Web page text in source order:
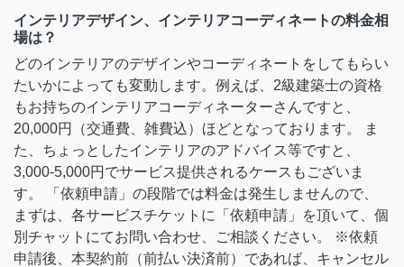
インテリアデザイン、インテリアコーディネートの料金相
場は？
どのインテリアのデザインやコーディネートをしてもらい
たいかによっても変動します。例えば、2級建築士の資格
もお持ちのインテリアコーディネーターさんですと、
20,000円（交通費、雑費込）ほどとなっております。 ま
た、ちょっとしたインテリアのアドバイス等ですと、
3,000-5,000円でサービス提供されるケースもございま
す。 「依頼申請」の段階では料金は発生しませんので、
まずは、各サービスチケットに「依頼申請」を頂いて、個
別チャットにてお問い合わせ、ご相談ください。 ※依頼
申請後、本契約前（前払い決済前）であれば、キャンセル